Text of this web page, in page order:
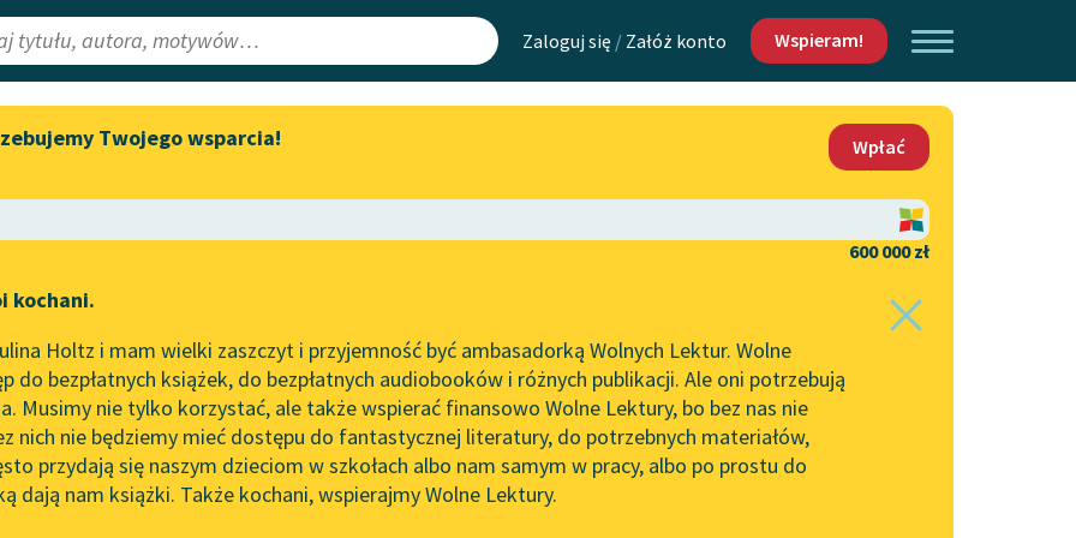
Zaloguj się / Załóż konto Wspieram!
Lektury
redakcyjne
Aktualności
„Prokurator Alicja Horn” do
literatury skandynawskiej
Spotkanie z Katarzyną Tunkiel
w Oslo
102. lata temu zmarł Joseph
Conrad
Mapa Wolnych Lektur
Leśmianator
API
OAI-PMH
Widget Wolnych Lektur
Kontakt
O projekcie
Zasady wykorzystania
Wolnych Lektur
Logotypy
Materiały promocyjne
Twojego wsparcia!
Wpłać
600 000 zł
kochani.
Holtz i mam wielki zaszczyt i przyjemność być ambasadorką Wolnych Lektur. Wolne
do bezpłatnych książek, do bezpłatnych audiobooków i różnych publikacji. Ale oni potrzebują
Musimy nie tylko korzystać, ale także wspierać finansowo Wolne Lektury, bo bez nas nie
nich nie będziemy mieć dostępu do fantastycznej literatury, do potrzebnych materiałów,
przydają się naszym dzieciom w szkołach albo nam samym w pracy, albo po prostu do
dają nam książki. Także kochani, wspierajmy Wolne Lektury.
Honoré de Balzac✖